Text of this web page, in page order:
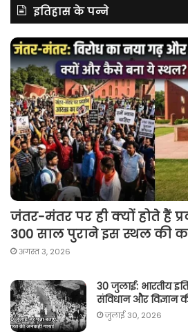
इतिहास के पन्ने
जंतर-मंतर पर ही क्यों होते हैं
300 साल पुराने इस स्थल की
अगस्त 3, 2026
30 जुलाई: भारतीय
संविधान और विज्ञान
जुलाई 30, 2026